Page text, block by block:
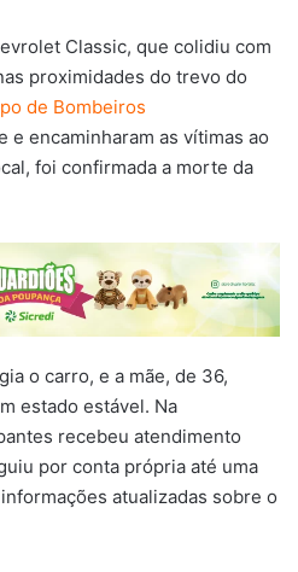
Classic, que colidiu com
proximidades do trevo do
de Bombeiros
e encaminharam as vítimas ao
foi confirmada a morte da
o carro, e a mãe, de 36,
estado estável. Na
recebeu atendimento
por conta própria até uma
atualizadas sobre o